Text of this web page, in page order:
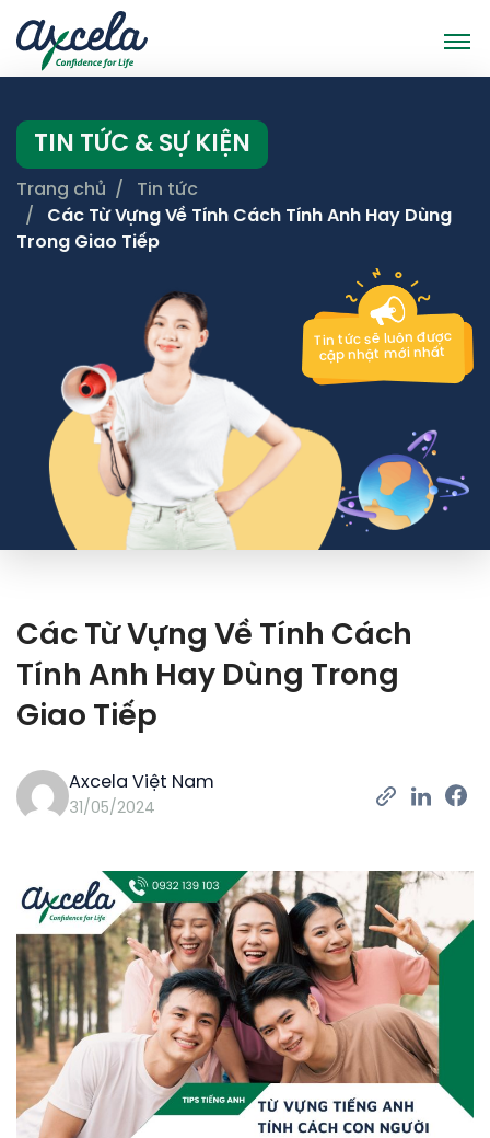
TIN TỨC & SỰ KIỆN
Trang chủ
Tin tức
Các Từ Vựng Về Tính Cách Tính Anh Hay Dùng
Trong Giao Tiếp
Tin tức sẽ luôn được
cập nhật mới nhất
Các Từ Vựng Về Tính Cách
Tính Anh Hay Dùng Trong
Giao Tiếp
Axcela Việt Nam
31/05/2024